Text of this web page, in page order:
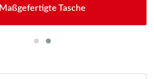
Maßgefertigte Tasche